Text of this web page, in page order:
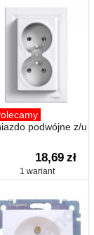
podwójne z/u
18,69 zł
1 wariant